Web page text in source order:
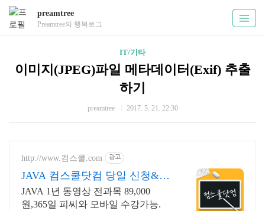
preamtree
Preamtree의 행복로그
IT/기타
이미지(JPEG)파일 메타데이터(Exif) 추출
하기
preamtree 2017. 5. 21. 22:30
http://www.컴스쿨.com 광고
JAVA 컴스쿨닷컴 당일 신청&결
제시 기프티콘!
JAVA 1년 동영상 전과목 89,000
원,365일 피씨와 모바일 수강가능.